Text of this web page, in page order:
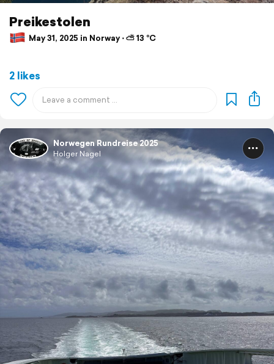
Preikestolen
May 31, 2025 in Norway ⋅ ⛅ 13 °C
2 likes
Norwegen Rundreise 2025
Holger Nagel